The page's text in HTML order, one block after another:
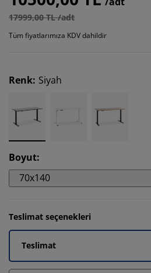
17999,00 TL /adt
Tüm fiyatlarımıza KDV dahildir
Renk: Siyah
Boyut:
70x140
Teslimat seçenekleri
Teslimat